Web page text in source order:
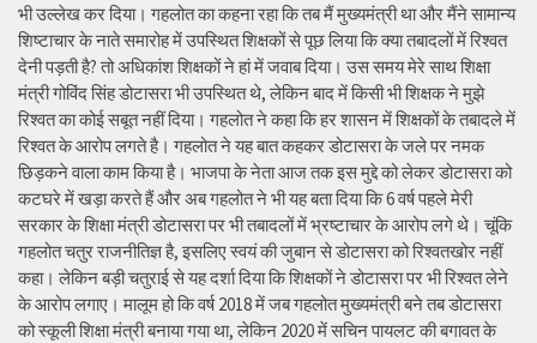
भी उल्लेख कर दिया। गहलोत का कहना रहा कि तब मैं मुख्यमंत्री था और मैंने सामान्य
शिष्टाचार के नाते समारोह में उपस्थित शिक्षकों से पूछ लिया कि क्या तबादलों में रिश्वत
देनी पड़ती है? तो अधिकांश शिक्षकों ने हां में जवाब दिया। उस समय मेरे साथ शिक्षा
मंत्री गोविंद सिंह डोटासरा भी उपस्थित थे, लेकिन बाद में किसी भी शिक्षक ने मुझे
रिश्वत का कोई सबूत नहीं दिया। गहलोत ने कहा कि हर शासन में शिक्षकों के तबादले में
रिश्वत के आरोप लगते है। गहलोत ने यह बात कहकर डोटासरा के जले पर नमक
छिड़कने वाला काम किया है। भाजपा के नेता आज तक इस मुद्दे को लेकर डोटासरा को
कटघरे में खड़ा करते हैं और अब गहलोत ने भी यह बता दिया कि 6 वर्ष पहले मेरी
सरकार के शिक्षा मंत्री डोटासरा पर भी तबादलों में भ्रष्टाचार के आरोप लगे थे। चूंकि
गहलोत चतुर राजनीतिज्ञ है, इसलिए स्वयं की जुबान से डोटासरा को रिश्वतखोर नहीं
कहा। लेकिन बड़ी चतुराई से यह दर्शा दिया कि शिक्षकों ने डोटासरा पर भी रिश्वत लेने
के आरोप लगाए। मालूम हो कि वर्ष 2018 में जब गहलोत मुख्यमंत्री बने तब डोटासरा
को स्कूली शिक्षा मंत्री बनाया गया था, लेकिन 2020 में सचिन पायलट की बगावत के